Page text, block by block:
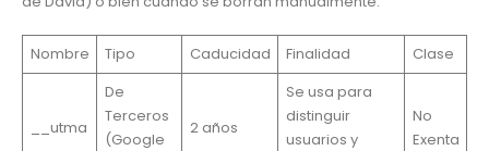
Nombre Tipo Caducidad Finalidad Clase
__utma
De
Terceros
(Google
2 años
Se usa para
distinguir
usuarios y
No
Exenta